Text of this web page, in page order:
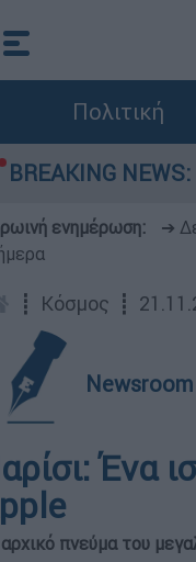
Πολιτική
BREAKING NEWS:
τη ζωή του
ενημέρωση: ➔
┋ Κόσμος ┋
Newsroom
Ένα
πνεύμα του